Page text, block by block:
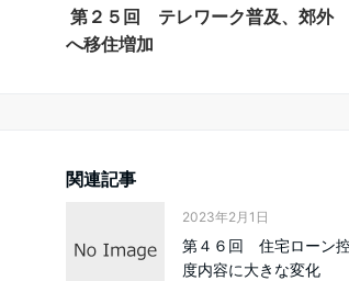
第２５回 テレワーク普及、郊外
へ移住増加
関連記事
2023年2月1日
第４６回 住宅ローン
度内容に大きな変化